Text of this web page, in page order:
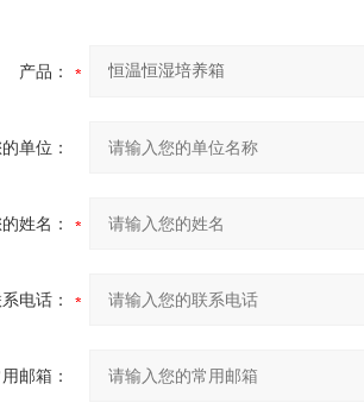
产品：
单位：
姓名：
电话：
邮箱：